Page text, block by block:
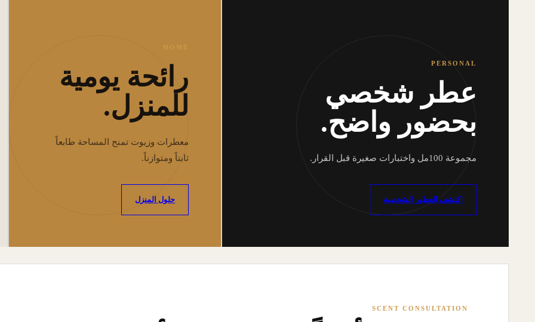
PERSONAL
عطر شخصي
بحضور واضح.
مجموعة 100مل واختبارات صغيرة قبل القرار.
اكتشف العطور الشخصية
رائحة يومية
للمنزل.
معطرات وزيوت تمنح المساحة طابعاً
ثابتاً ومتوازناً.
حلول المنزل
SCENT CONSULTATION